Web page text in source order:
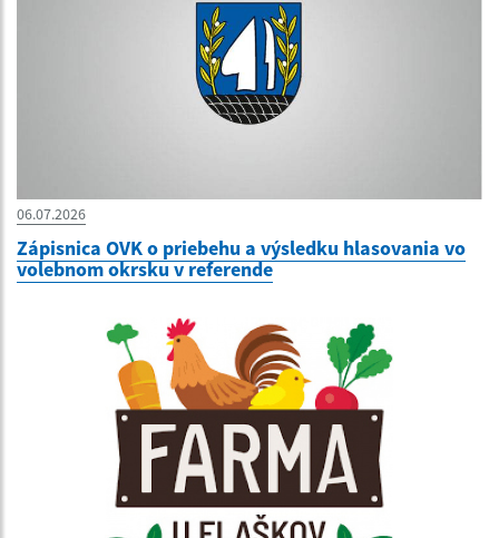
06.07.2026
Zápisnica OVK o priebehu a výsledku hlasovania vo
volebnom okrsku v referende